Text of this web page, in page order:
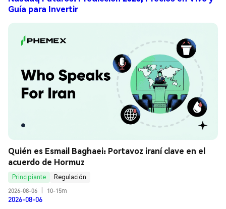
Guía para Invertir
Quién es Esmail Baghaei: Portavoz iraní clave en el
acuerdo de Hormuz
Principiante
Regulación
2026-08-06
10-15m
2026-08-06